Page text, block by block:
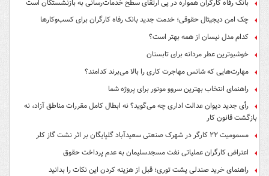
بانک رفاه کارگران همواره در پی ارتقای سطح خدمات‌رسانی به بازنشستگان است
چک امن دیجیتال حقوقی؛ خدمت جدید بانک رفاه کارگران برای کسب‌وکارها
کدام مدل نیسان از همه بهتر است؟
خوشبوترین عطر مردانه برای تابستان
مهارت‌هایی که شانس مهاجرت کاری را بالا می‌برند کدامند؟
راهنمای انتخاب بهترین سروو موتور برای پروژه شما
رأی جدید دیوان عدالت اداری چه می‌گوید؟ نه ابطال کامل مقررات مناطق آزاد، نه
بازگشت قانون کار
مسمومیت ۲۲ کارگر در شهرک صنعتی سعیدآباد گلپایگان بر اثر نشت گاز کلر
اعتراض کارگران عملیاتی نفت مسجدسلیمان به عدم پرداخت حقوق
راهنمای خرید صندلی پشت توری؛ قبل از هزینه کردن این نکات را بدانید